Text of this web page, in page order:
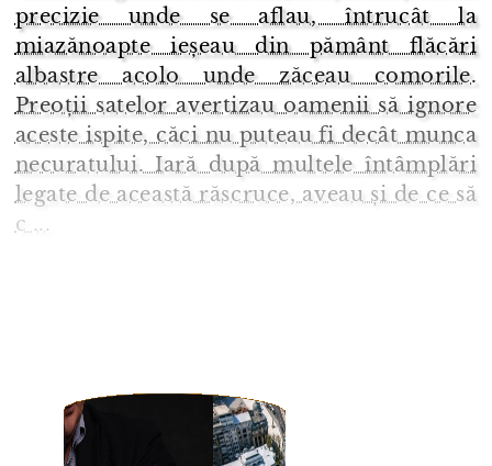
precizie unde se aflau, întrucât la
miazănoapte ieșeau din pământ flăcări
albastre acolo unde zăceau comorile.
Preoții satelor avertizau oamenii să ignore
aceste ispite, căci nu puteau fi decât munca
necuratului. Iară după multele întâmplări
legate de această răscruce, aveau și de ce să
c ...